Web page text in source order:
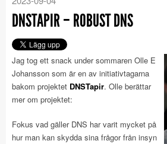
DNSTAPIR – ROBUST DNS
Jag tog ett snack under sommaren Olle E
Johansson som är en av initiativtagarna
bakom projektet DNSTapir. Olle berättar
mer om projektet:
Fokus vad gäller DNS har varit mycket på
hur man kan skydda sina frågor från insyn